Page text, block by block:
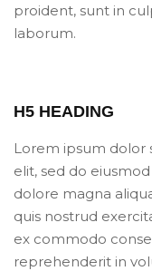
proident, sunt in
laborum.
H5 HEADING
Lorem ipsum dolor
elit, sed do
dolore magna
quis nostrud
ex commodo
reprehenderit in